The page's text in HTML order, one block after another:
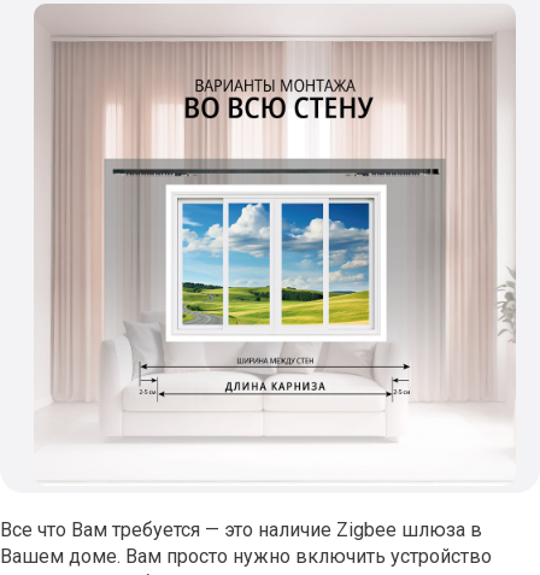
Все что Вам требуется — это наличие Zigbee шлюза в
Вашем доме. Вам просто нужно включить устройство